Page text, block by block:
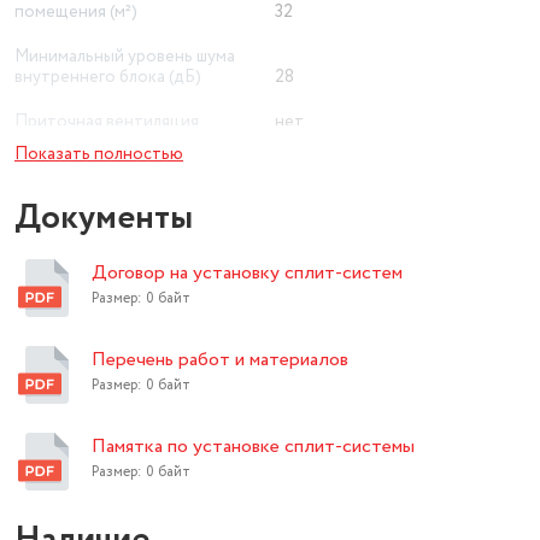
помещения (м²)
32
Минимальный уровень шума
внутреннего блока (дБ)
28
Приточная вентиляция
нет
Ионизация воздуха
Wi-Fi
Экосистема Умного дома
Класс энергопотребления
Вес товара в упаковке, (кг)
UV-лампа ( антибактериальная)
Цвет товара
Работает с Алисой
Длина товара в упаковке, в
Показать полностью
Документы
Договор на установку сплит-систем
Размер: 0 байт
Перечень работ и материалов
Размер: 0 байт
Памятка по установке сплит-системы
Размер: 0 байт